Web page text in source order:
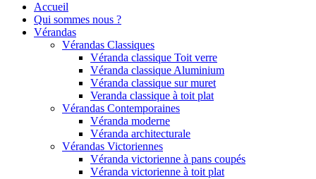
Accueil
Qui sommes nous ?
Vérandas
Vérandas Classiques
Véranda classique Toit verre
Véranda classique Aluminium
Véranda classique sur muret
Veranda classique à toit plat
Vérandas Contemporaines
Véranda moderne
Véranda architecturale
Vérandas Victoriennes
Véranda victorienne à pans coupés
Véranda victorienne à toit plat